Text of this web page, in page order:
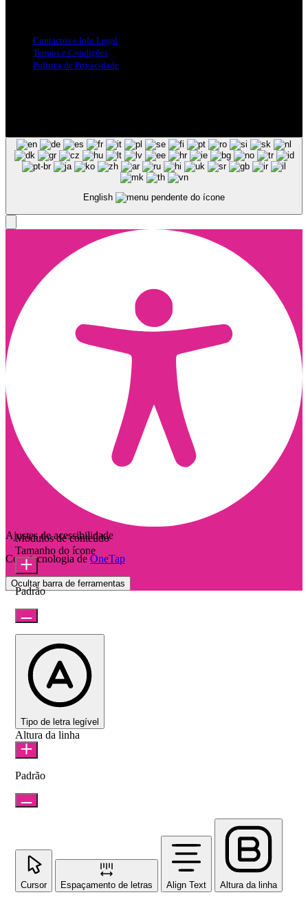
Contactos e Info Legal
Termos e Condições
Politica de Privacidade
English
Ajustes de acessibilidade
Com tecnologia de OneTap
Ocultar barra de ferramentas
Módulos de conteúdo
Tamanho do ícone
Padrão
Tipo de letra legível
Altura da linha
Padrão
Cursor Espaçamento de letras Align Text Altura da linha